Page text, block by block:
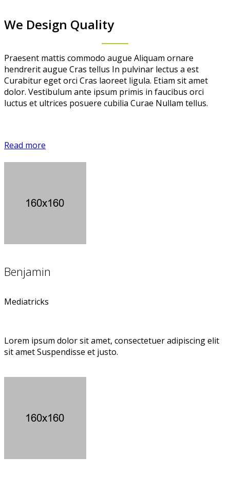
We Design Quality
Praesent mattis commodo augue Aliquam ornare
hendrerit augue Cras tellus In pulvinar lectus a est
Curabitur eget orci Cras laoreet ligula. Etiam sit amet
dolor. Vestibulum ante ipsum primis in faucibus orci
luctus et ultrices posuere cubilia Curae Nullam tellus.
Read more
Benjamin
Mediatricks
Lorem ipsum dolor sit amet, consectetuer adipiscing elit
sit amet Suspendisse et justo.